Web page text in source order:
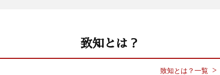
致知とは？
致知とは？一覧